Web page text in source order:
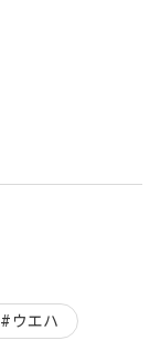
#ウエハ